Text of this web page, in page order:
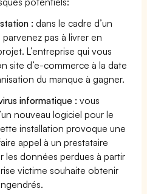
: dans le cadre d’un
pas à livrer en
L’entreprise qui vous
site d’e-commerce à la date
du manque à gagner.
informatique : vous
nouveau logiciel pour le
installation provoque une
appel à un prestataire
les données perdues à partir
victime souhaite obtenir